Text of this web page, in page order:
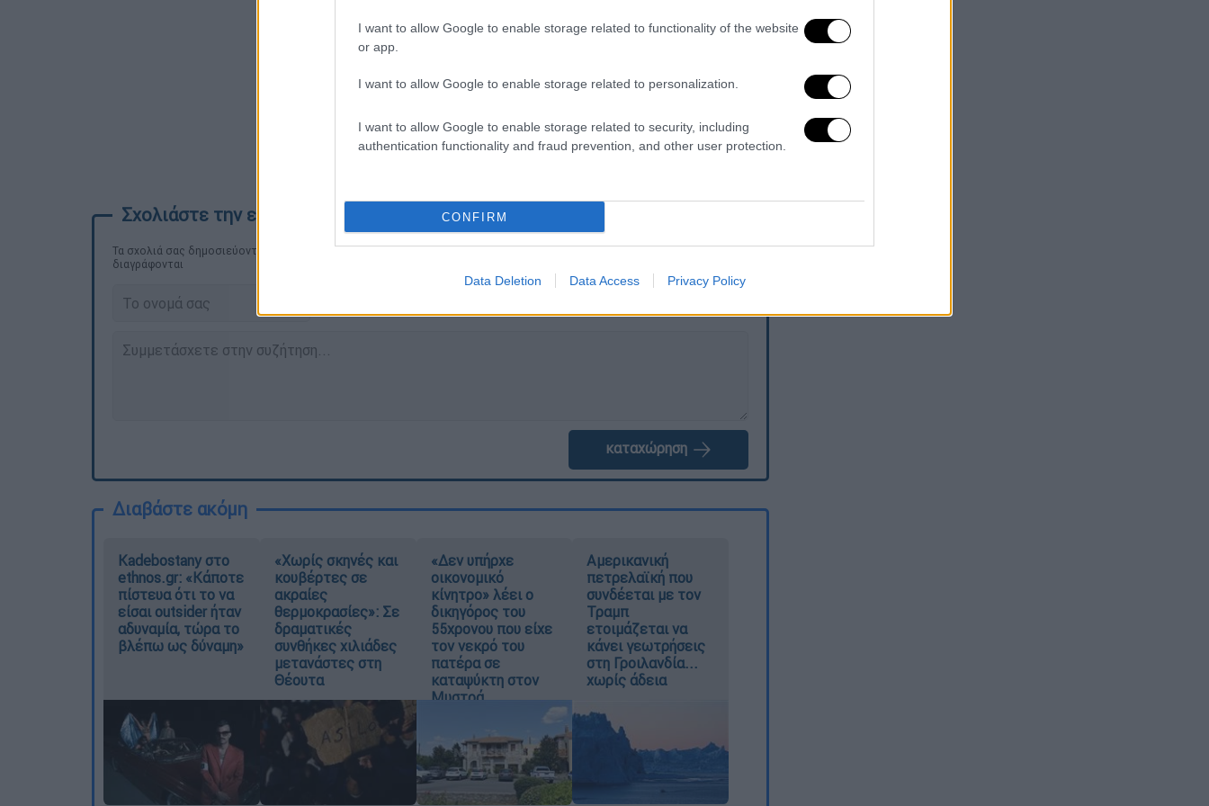
I want to allow Google to enable storage related to functionality of the website
or app.
I want to allow Google to enable storage related to personalization.
I want to allow Google to enable storage related to security, including
authentication functionality and fraud prevention, and other user protection.
CONFIRM
Data Deletion Data Access Privacy Policy
Τα σχολιά σας δημοσιεύονται άμεσα με δική σας ευθύνη. Το ΕΘΝΟΣ θα παρεμβαίνει και τα προσβλητικά σχόλια θα
διαγράφονται
καταχώρηση
Διαβάστε ακόμη
Kadebostany στο
ethnos.gr: «Κάποτε
πίστευα ότι το να
είσαι outsider ήταν
αδυναμία, τώρα το
βλέπω ως δύναμη»
«Χωρίς σκηνές και
κουβέρτες σε
ακραίες
θερμοκρασίες»: Σε
δραματικές
συνθήκες χιλιάδες
μετανάστες στη
Θέουτα
«Δεν υπήρχε
οικονομικό
κίνητρο» λέει ο
δικηγόρος του
55χρονου που είχε
τον νεκρό του
πατέρα σε
καταψύκτη στον
Μυστρά
Αμερικανική
πετρελαϊκή που
συνδέεται με τον
Τραμπ
ετοιμάζεται να
κάνει γεωτρήσεις
στη Γροιλανδία...
χωρίς άδεια